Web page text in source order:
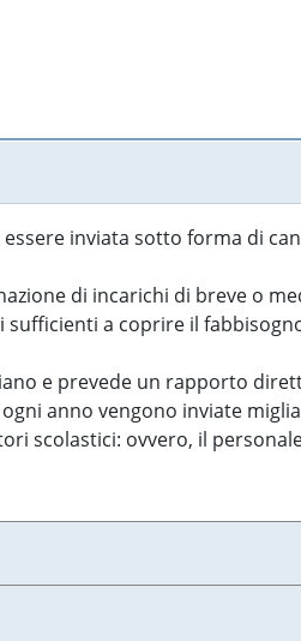
inviata sotto forma di
di incarichi di breve o
a coprire il
e prevede un rapporto
anno vengono inviate
scolastici: ovvero, il